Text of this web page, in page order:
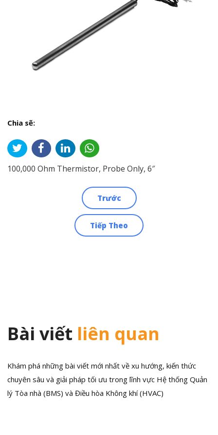
Chia sẽ:
100,000 Ohm Thermistor, Probe Only, 6″
Trước
Tiếp Theo
Bài viết liên quan
Khám phá những bài viết mới nhất về xu hướng, kiến thức
chuyên sâu và giải pháp tối ưu trong lĩnh vực Hệ thống Quản
lý Tòa nhà (BMS) và Điều hòa Không khí (HVAC)